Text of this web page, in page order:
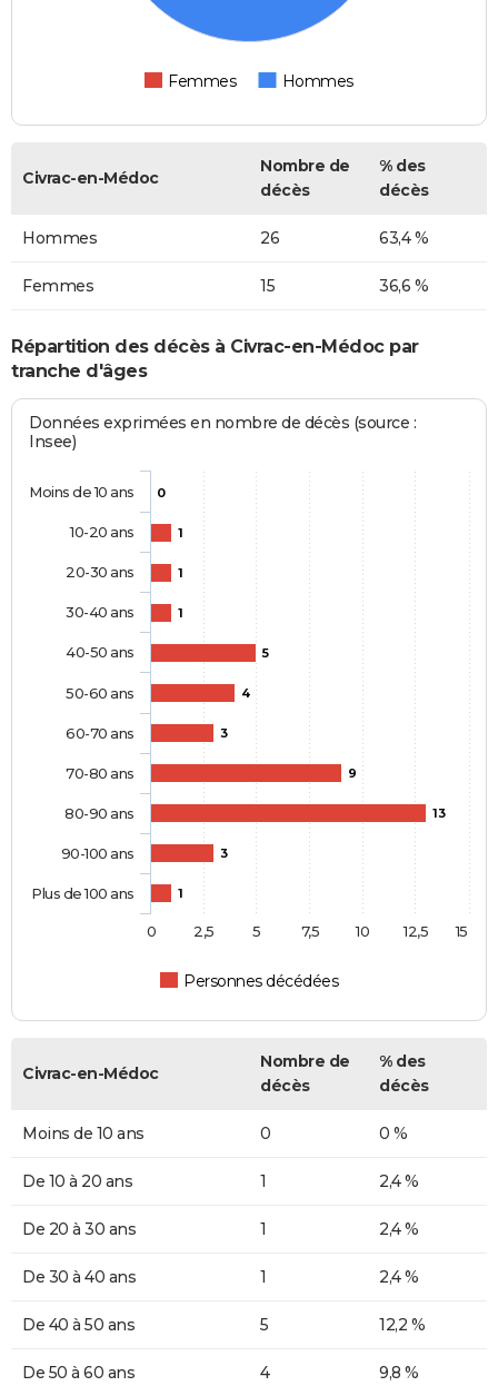
Femmes Hommes
Civrac-en-Médoc
Nombre de
décès
% des
décès
Hommes 26 63,4 %
Femmes 15 36,6 %
Répartition des décès à Civrac-en-Médoc par
tranche d'âges
Données exprimées en nombre de décès (source :
Insee)
0
1
1
1
5
4
3
9
13
3
1
Personnes décédées
Moins de 10 ans
10-20 ans
20-30 ans
30-40 ans
40-50 ans
50-60 ans
60-70 ans
70-80 ans
80-90 ans
90-100 ans
Plus de 100 ans
0 2,5 5 7,5 10 12,5 15
Civrac-en-Médoc
Nombre de
décès
% des
décès
Moins de 10 ans 0 0 %
De 10 à 20 ans 1 2,4 %
De 20 à 30 ans 1 2,4 %
De 30 à 40 ans 1 2,4 %
De 40 à 50 ans 5 12,2 %
De 50 à 60 ans 4 9,8 %